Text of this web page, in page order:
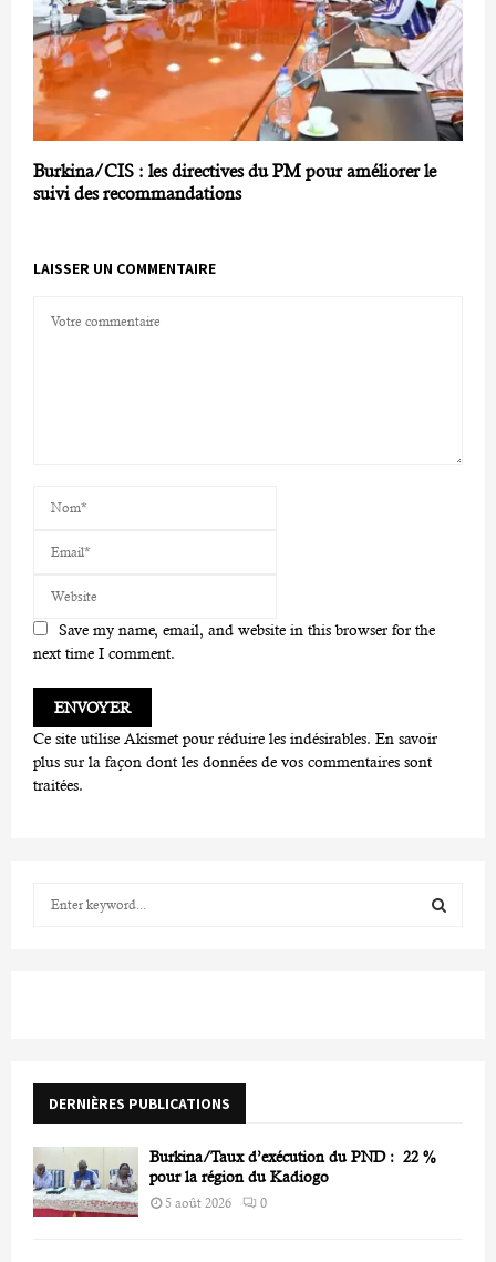
Burkina/CIS : les directives du PM pour améliorer le
suivi des recommandations
LAISSER UN COMMENTAIRE
Save my name, email, and website in this browser for the
next time I comment.
Ce site utilise Akismet pour réduire les indésirables. En savoir
plus sur la façon dont les données de vos commentaires sont
traitées.
r
DERNIÈRES PUBLICATIONS
Burkina/Taux d’exécution du PND : 22 %
pour la région du Kadiogo
5 août 2026 0